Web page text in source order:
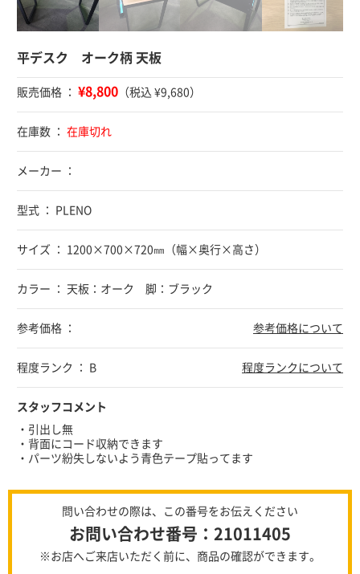
平デスク オーク柄 天板
販売価格 ： ¥8,800 （税込 ¥9,680）
在庫数 ： 在庫切れ
メーカー ：
型式 ： PLENO
サイズ ： 1200×700×720㎜（幅×奥行×高さ）
カラー ： 天板：オーク 脚：ブラック
参考価格 ： 参考価格について
程度ランク ： B 程度ランクについて
スタッフコメント
・引出し無
・背面にコード収納できます
・パーツ紛失しないよう青色テープ貼ってます
問い合わせの際は、この番号をお伝えください
お問い合わせ番号：21011405
※お店へご来店いただく前に、商品の確認ができます。